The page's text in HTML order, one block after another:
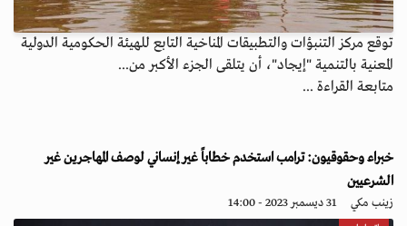
توقع مركز التنبؤات والتطبيقات المناخية التابع للهيئة الحكومية الدولية
المعنية بالتنمية "إيجاد"، أن يتلقى الجزء الأكبر من...
متابعة القراءة ...
خبراء وحقوقيون: ترامب استخدم خطاباً غير إنساني لوصف المهاجرين غير
الشرعيين
زينب مكي 31 ديسمبر 2023 - 14:00